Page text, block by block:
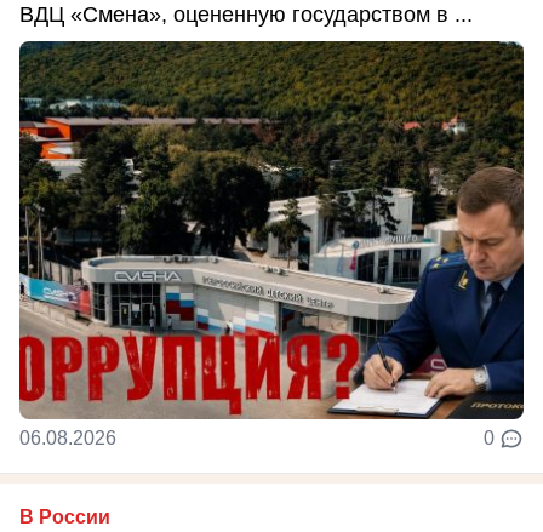
ВДЦ «Смена», оцененную государством в ...
06.08.2026 0
В России